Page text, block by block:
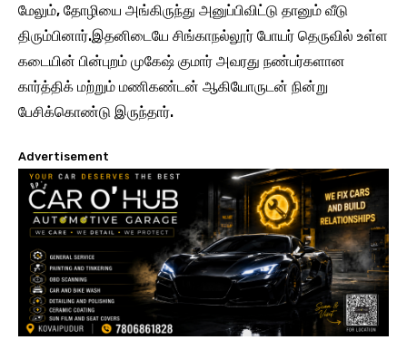
மேலும், தோழியை அங்கிருந்து அனுப்பிவிட்டு தானும் வீடு
திரும்பினார்.இதனிடையே சிங்காநல்லூர் போயர் தெருவில் உள்ள
கடையின் பின்புறம் முகேஷ் குமார் அவரது நண்பர்களான
கார்த்திக் மற்றும் மணிகண்டன் ஆகியோருடன் நின்று
பேசிக்கொண்டு இருந்தார்.
Advertisement